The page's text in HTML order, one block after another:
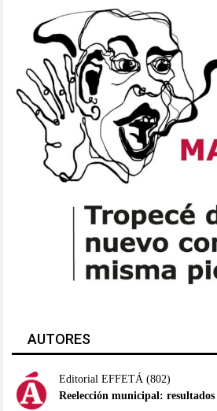
AUTORES
Editorial EFFETÁ (802)
Reelección municipal: